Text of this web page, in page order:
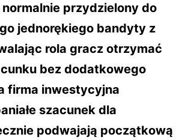
przydzielony do
jednorękiego bandyty z
rola gracz otrzymać
bez dodatkowego
firma inwestycyjna
szacunek dla
podwajają początkową